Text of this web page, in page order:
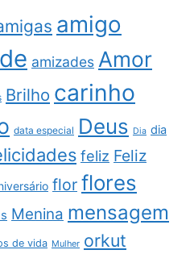
amigo
amizades Amor
Brilho carinho
data especial Deus Dia dia
feliz Feliz
flor flores
Menina mensagem
de vida Mulher orkut